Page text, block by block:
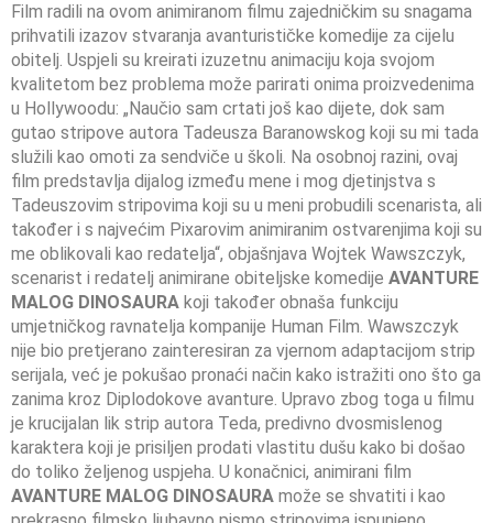
Film radili na ovom animiranom filmu zajedničkim su snagama
prihvatili izazov stvaranja avanturističke komedije za cijelu
obitelj. Uspjeli su kreirati izuzetnu animaciju koja svojom
kvalitetom bez problema može parirati onima proizvedenima
u Hollywoodu: „Naučio sam crtati još kao dijete, dok sam
gutao stripove autora Tadeusza Baranowskog koji su mi tada
služili kao omoti za sendviče u školi. Na osobnoj razini, ovaj
film predstavlja dijalog između mene i mog djetinjstva s
Tadeuszovim stripovima koji su u meni probudili scenarista, ali
također i s najvećim Pixarovim animiranim ostvarenjima koji su
me oblikovali kao redatelja“, objašnjava Wojtek Wawszczyk,
scenarist i redatelj animirane obiteljske komedije AVANTURE
MALOG DINOSAURA koji također obnaša funkciju
umjetničkog ravnatelja kompanije Human Film. Wawszczyk
nije bio pretjerano zainteresiran za vjernom adaptacijom strip
serijala, već je pokušao pronaći način kako istražiti ono što ga
zanima kroz Diplodokove avanture. Upravo zbog toga u filmu
je krucijalan lik strip autora Teda, predivno dvosmislenog
karaktera koji je prisiljen prodati vlastitu dušu kako bi došao
do toliko željenog uspjeha. U konačnici, animirani film
AVANTURE MALOG DINOSAURA može se shvatiti i kao